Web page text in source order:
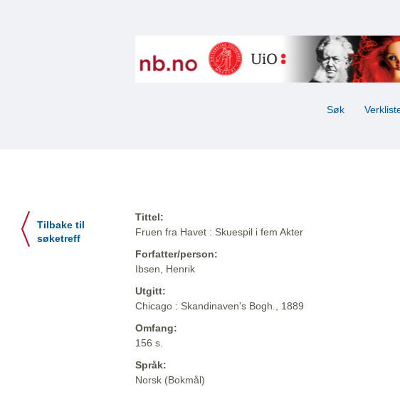
Søk
Tilbake til
søketreff
Tittel:
Fruen fra Havet : Skuespil i fem Akter
Forfatter/person:
Ibsen, Henrik
Utgitt:
Chicago : Skandinaven's Bogh., 1889
Omfang:
156 s.
Språk:
Norsk (Bokmål)